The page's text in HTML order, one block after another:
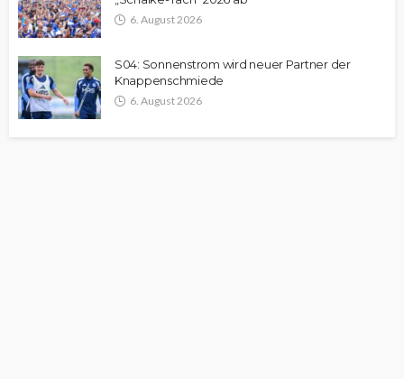
6. August 2026
S04: Sonnenstrom wird neuer Partner der
Knappenschmiede
6. August 2026